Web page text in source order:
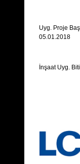
Uyg. Proje
05.01.2018
İnşaat Uyg.